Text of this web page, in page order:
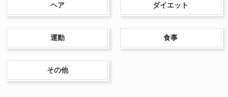
ヘア ダイエット
運動 食事
その他